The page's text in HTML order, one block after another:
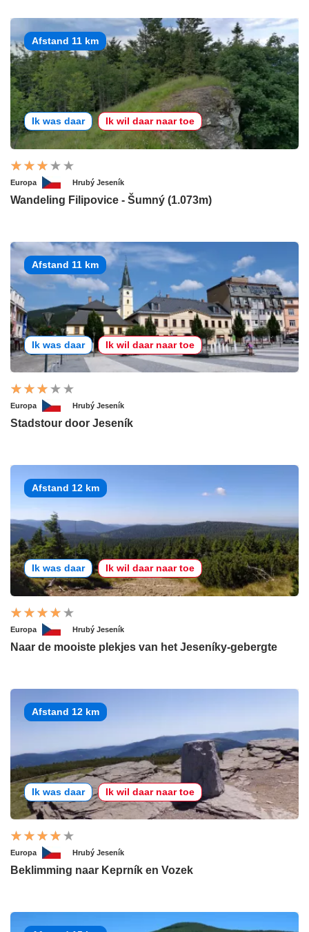
Afstand 11 km
Ik was daar Ik wil daar naar toe
Europa Hrubý Jeseník
Wandeling Filipovice - Šumný (1.073m)
Afstand 11 km
Ik was daar Ik wil daar naar toe
Europa Hrubý Jeseník
Stadstour door Jeseník
Afstand 12 km
Ik was daar Ik wil daar naar toe
Europa Hrubý Jeseník
Naar de mooiste plekjes van het Jeseníky-gebergte
Afstand 12 km
Ik was daar Ik wil daar naar toe
Europa Hrubý Jeseník
Beklimming naar Keprník en Vozek